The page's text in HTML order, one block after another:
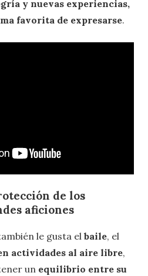
y nuevas experiencias,
favorita de expresarse.
de los
aficiones
le gusta elbaile, el
actividades al aire libre,
un equilibrio entre su